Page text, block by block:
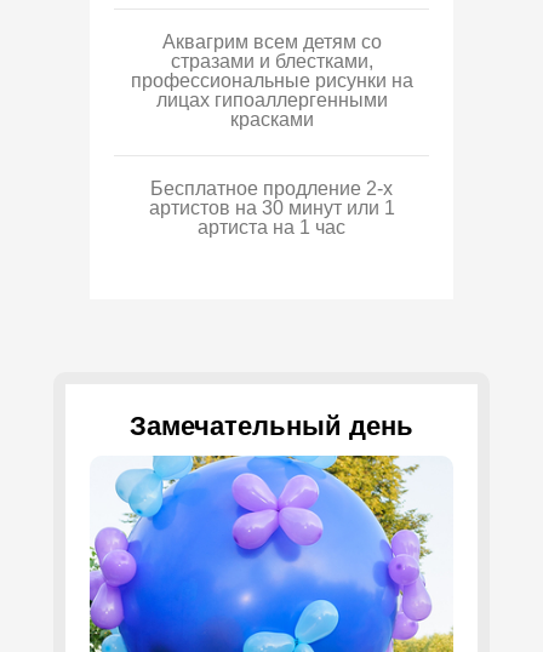
Аквагрим всем детям со
стразами и блестками,
профессиональные рисунки на
лицах гипоаллергенными
красками
Бесплатное продление 2-х
артистов на 30 минут или 1
артиста на 1 час
Замечательный день